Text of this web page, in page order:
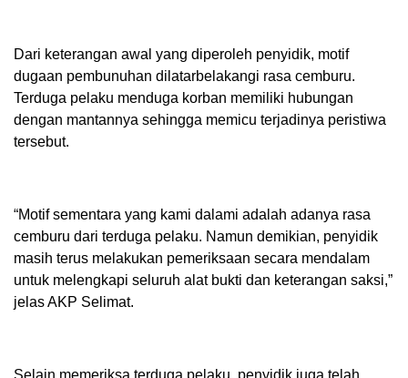
Dari keterangan awal yang diperoleh penyidik, motif
dugaan pembunuhan dilatarbelakangi rasa cemburu.
Terduga pelaku menduga korban memiliki hubungan
dengan mantannya sehingga memicu terjadinya peristiwa
tersebut.
“Motif sementara yang kami dalami adalah adanya rasa
cemburu dari terduga pelaku. Namun demikian, penyidik
masih terus melakukan pemeriksaan secara mendalam
untuk melengkapi seluruh alat bukti dan keterangan saksi,”
jelas AKP Selimat.